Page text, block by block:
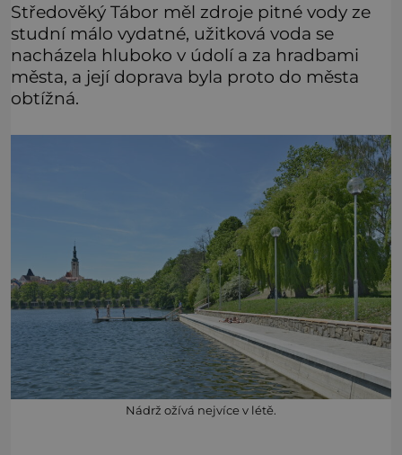
Středověký Tábor měl zdroje pitné vody ze
studní málo vydatné, užitková voda se
nacházela hluboko v údolí a za hradbami
města, a její doprava byla proto do města
obtížná.
Nádrž ožívá nejvíce v létě.